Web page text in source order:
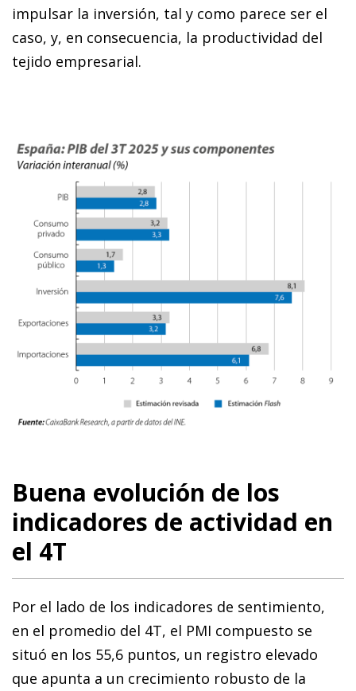
impulsar la inversión, tal y como parece ser el
caso, y, en consecuencia, la productividad del
tejido empresarial.
Buena evolución de los
indicadores de actividad en
el 4T
Por el lado de los indicadores de sentimiento,
en el promedio del 4T, el PMI compuesto se
situó en los 55,6 puntos, un registro elevado
que apunta a un crecimiento robusto de la